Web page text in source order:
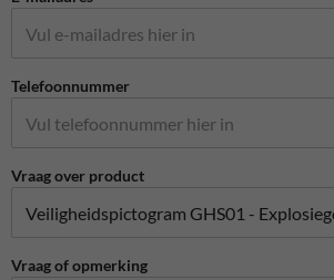
Telefoonnummer
Vraag over product
Vraag of opmerking